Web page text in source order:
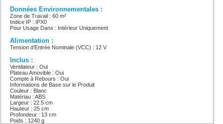
Données Environnementales :
Zone de Travail : 60 m²
Indice IP : IPX0
Pour Usage Dans : Intérieur Uniquement
Alimentation :
Tension d'Entrée Nominale (VCC) : 12 V
Inclus :
Ventilateur : Oui
Plateau Amovible : Oui
Compte à Rebours : Oui
Informations de Base sur le Produit
Couleur : Blanc
Matériau : ABS
Largeur : 22.5 cm
Hauteur : 25 cm
Profondeur : 13 cm
Poids : 1240 g